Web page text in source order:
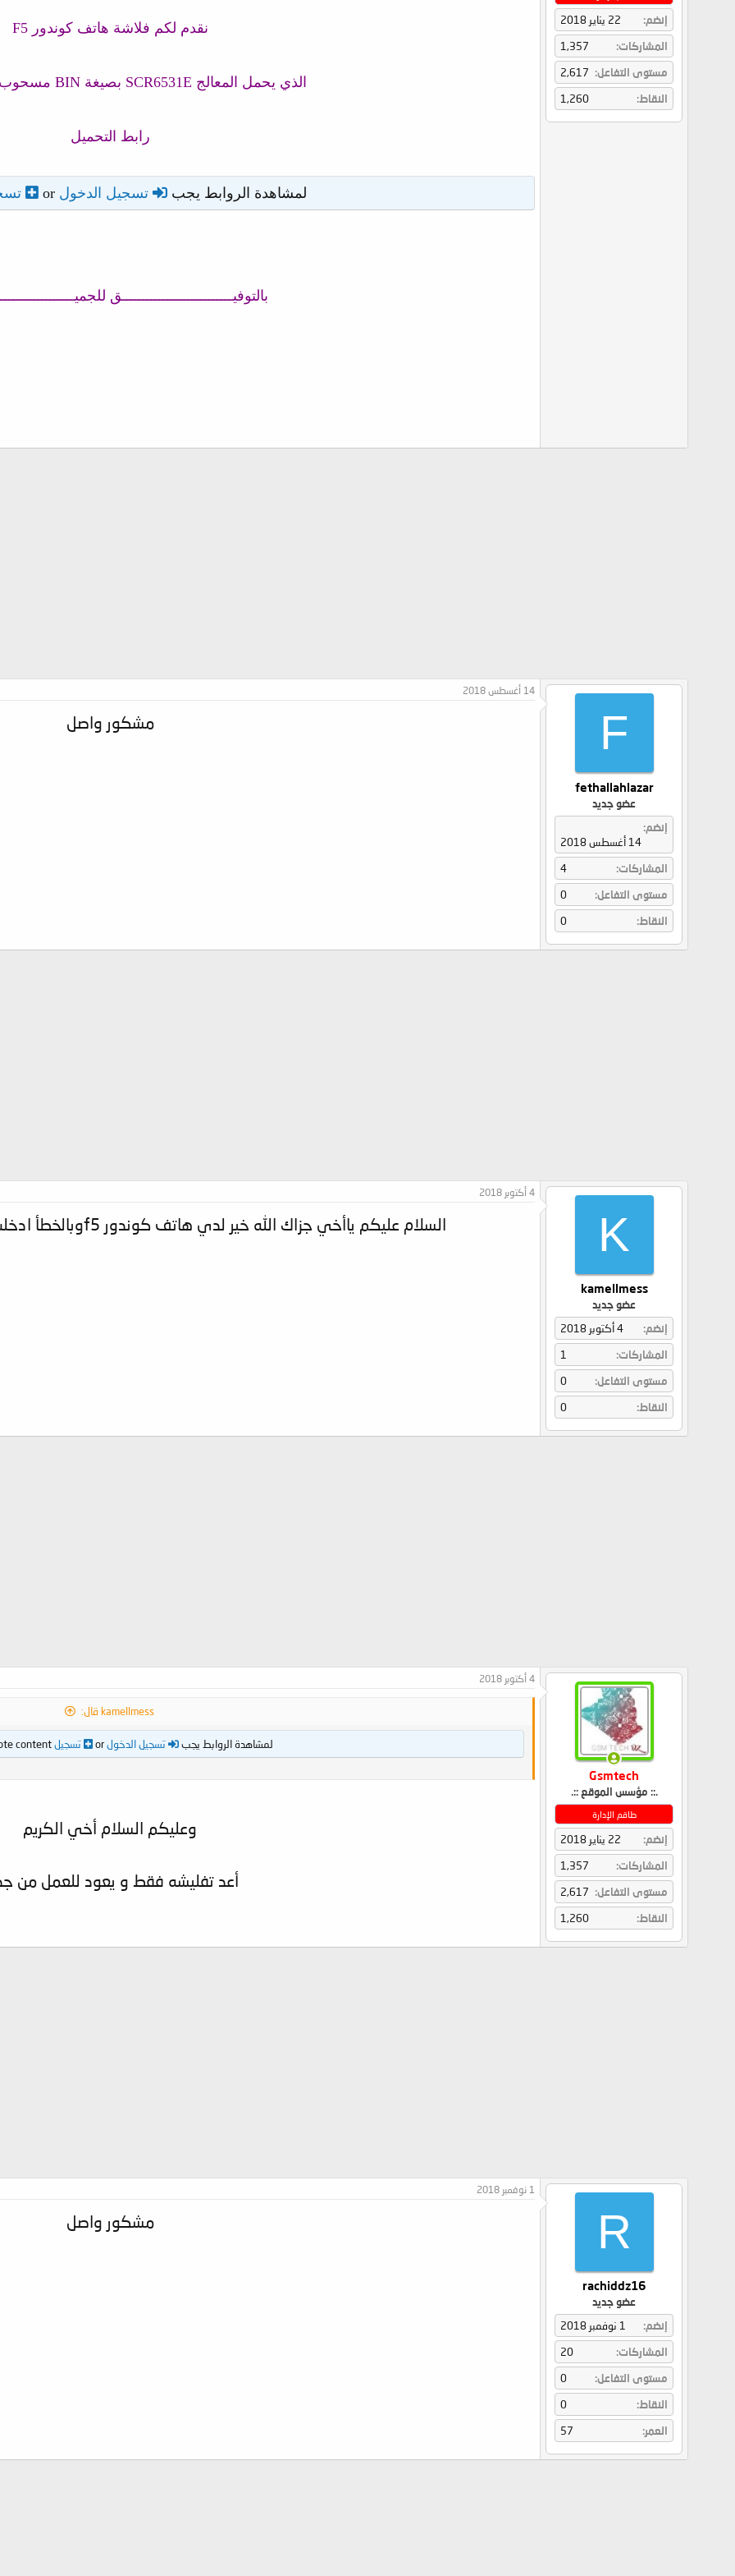
إنضم
22 يناير 2018
المشاركات
1,357
مستوى التفاعل
2,617
النقاط
1,260
نقدم لكم فلاشة هاتف كوندور F5
الذي يحمل المعالج SCR6531E بصيغة BIN مسحوب ب CM2 SCR
رابط التحميل
لمشاهدة الروابط يجب تسجيل الدخول or
بالتوفيـــــــــــــــــــــــــــق
F
fethallahlazar
عضو جديد
إنضم
14 أغسطس 2018
المشاركات
4
مستوى التفاعل
0
النقاط
0
14 أغسطس 2018
مشكور واصل
K
kamellmess
عضو جديد
إنضم
4 أكتوبر 2018
المشاركات
1
مستوى التفاعل
0
النقاط
0
4 أكتوبر 2018
السلام عليكم ياأخي جزاك الله خير لدي هاتف كوندور f5وبالخطأ ادخلت كود#1111* ثم انطفأ ماذا افعل
Gsmtech
.:: مؤسس الموقع ::.
طاقم الإدارة
إنضم
22 يناير 2018
المشاركات
1,357
مستوى التفاعل
2,617
النقاط
1,260
4 أكتوبر 2018
kamellmess قال:
لمشاهدة الروابط يجب تسجيل الدخولor تسجيلcontent!
وعليكم السلام أخي الكريم
أعد تفليشه فقط و يعود للعمل من
R
rachiddz16
عضو جديد
إنضم
1 نوفمبر 2018
المشاركات
20
مستوى التفاعل
0
النقاط
0
العمر
57
1 نوفمبر 2018
مشكور واصل